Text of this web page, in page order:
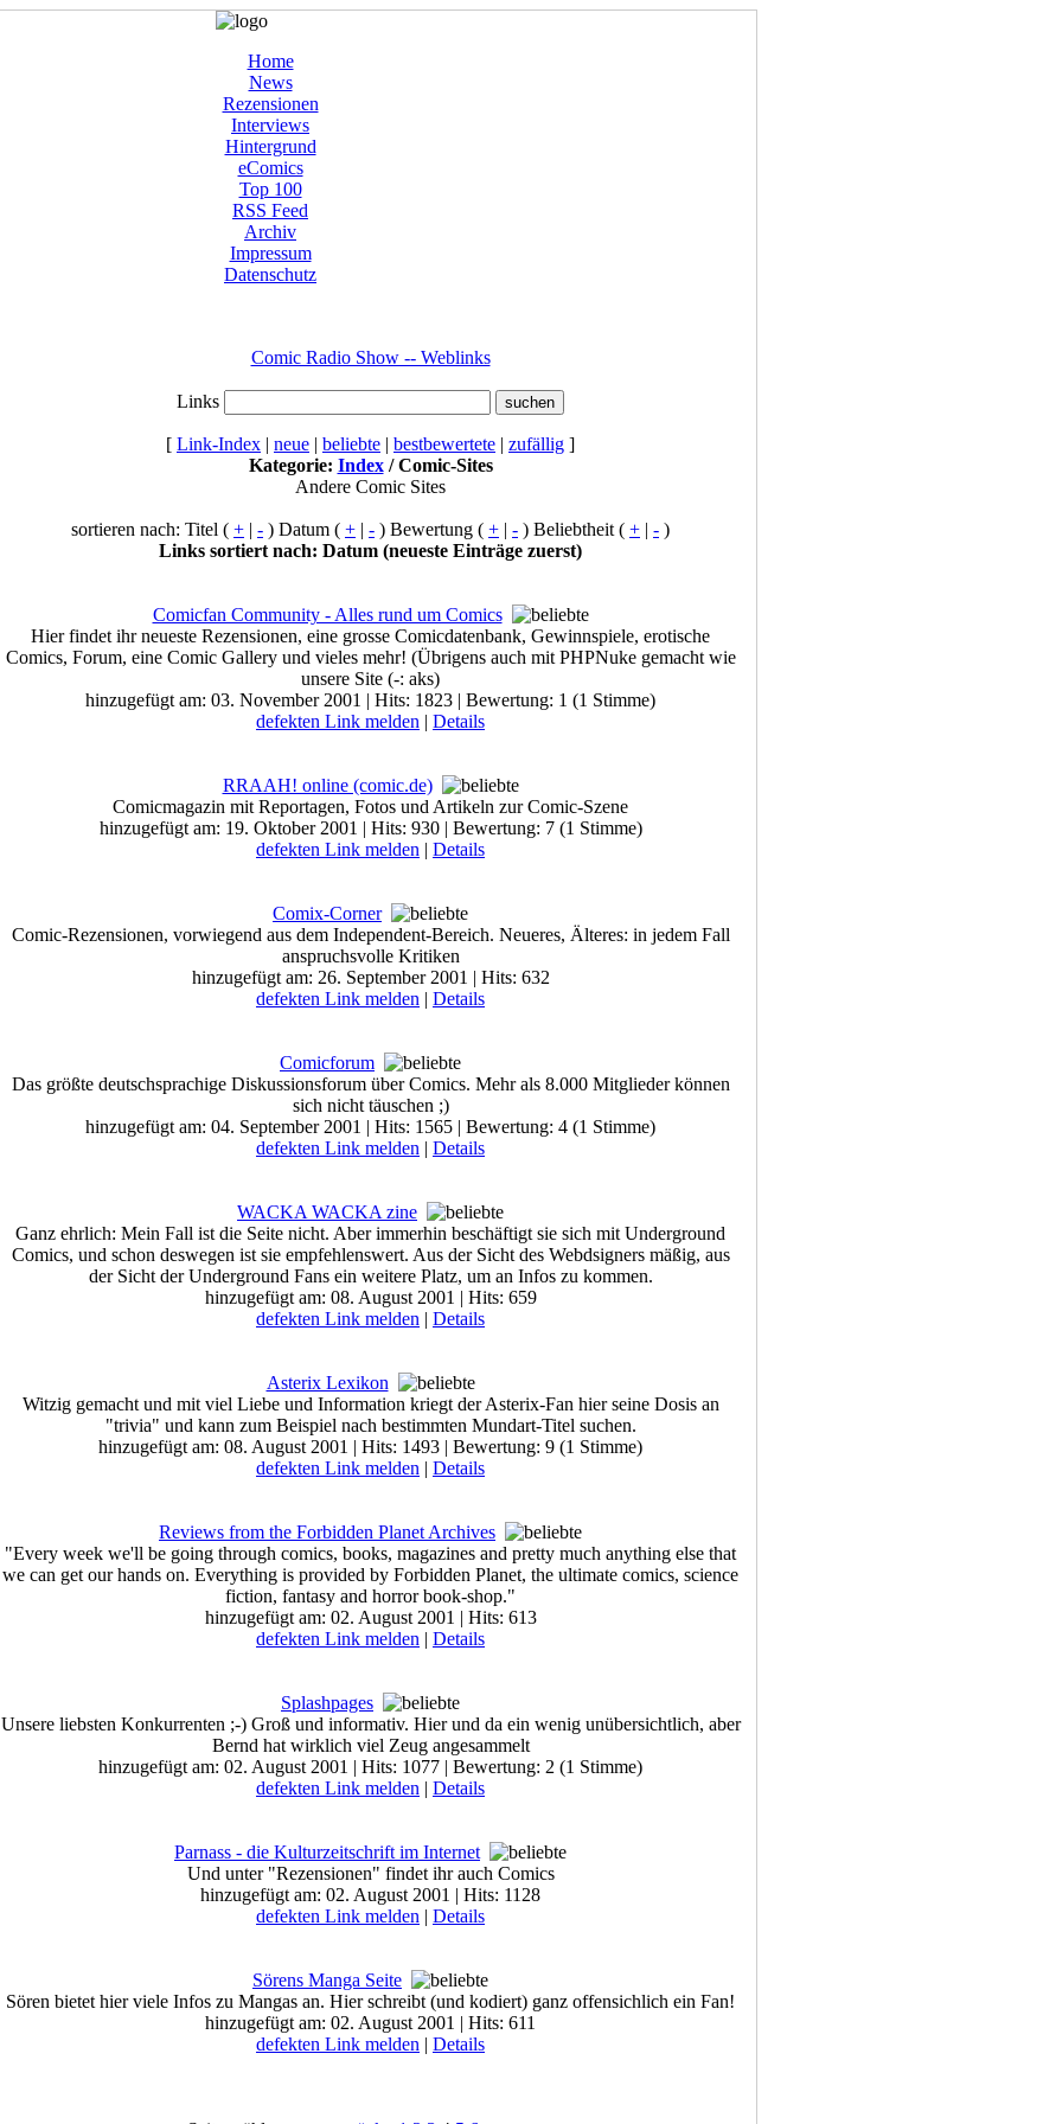
Home
News
Rezensionen
Interviews
Hintergrund
eComics
Top 100
RSS Feed
Archiv
Impressum
Datenschutz
Comic Radio Show -- Weblinks
Links
[ Link-Index | neue | beliebte | bestbewertete | zufällig ]
Kategorie: Index/ Comic-Sites
Andere Comic Sites
sortieren nach: Titel ( + | - ) Datum ( + | - ) Bewertung ( + | - ) Beliebtheit ( + | - )
Links sortiert nach: Datum (neueste Einträge zuerst)
Comicfan Community - Alles rund um Comics
Hier findet ihr neueste Rezensionen, eine grosse Comicdatenbank, Gewinnspiele, erotische
Comics, Forum, eine Comic Gallery und vieles mehr! (Übrigens auch mit PHPNuke gemacht wie
unsere Site (-: aks)
hinzugefügt am: 03. November 2001 | Hits: 1823 | Bewertung: 1 (1 Stimme)
defekten Link melden | Details
RRAAH! online (comic.de)
Comicmagazin mit Reportagen, Fotos und Artikeln zur Comic-Szene
hinzugefügt am: 19. Oktober 2001 | Hits: 930 | Bewertung: 7 (1 Stimme)
defekten Link melden | Details
Comix-Corner
Comic-Rezensionen, vorwiegend aus dem Independent-Bereich. Neueres, Älteres: in jedem Fall
anspruchsvolle Kritiken
hinzugefügt am: 26. September 2001 | Hits: 632
defekten Link melden | Details
Comicforum
Das größte deutschsprachige Diskussionsforum über Comics. Mehr als 8.000 Mitglieder können
sich nicht täuschen ;)
hinzugefügt am: 04. September 2001 | Hits: 1565 | Bewertung: 4 (1 Stimme)
defekten Link melden | Details
WACKA WACKA zine
Ganz ehrlich: Mein Fall ist die Seite nicht. Aber immerhin beschäftigt sie sich mit Underground
Comics, und schon deswegen ist sie empfehlenswert. Aus der Sicht des Webdsigners mäßig, aus
der Sicht der Underground Fans ein weitere Platz, um an Infos zu kommen.
hinzugefügt am: 08. August 2001 | Hits: 659
defekten Link melden | Details
Asterix Lexikon
Witzig gemacht und mit viel Liebe und Information kriegt der Asterix-Fan hier seine Dosis an
"trivia" und kann zum Beispiel nach bestimmten Mundart-Titel suchen.
hinzugefügt am: 08. August 2001 | Hits: 1493 | Bewertung: 9 (1 Stimme)
defekten Link melden | Details
Reviews from the Forbidden Planet Archives
"Every week we'll be going through comics, books, magazines and pretty much anything else that
we can get our hands on. Everything is provided by Forbidden Planet, the ultimate comics, science
fiction, fantasy and horror book-shop."
hinzugefügt am: 02. August 2001 | Hits: 613
defekten Link melden | Details
Splashpages
Unsere liebsten Konkurrenten ;-) Groß und informativ. Hier und da ein wenig unübersichtlich, aber
Bernd hat wirklich viel Zeug angesammelt
hinzugefügt am: 02. August 2001 | Hits: 1077 | Bewertung: 2 (1 Stimme)
defekten Link melden | Details
Parnass - die Kulturzeitschrift im Internet
Und unter "Rezensionen" findet ihr auch Comics
hinzugefügt am: 02. August 2001 | Hits: 1128
defekten Link melden | Details
Sörens Manga Seite
Sören bietet hier viele Infos zu Mangas an. Hier schreibt (und kodiert) ganz offensichlich ein Fan!
hinzugefügt am: 02. August 2001 | Hits: 611
defekten Link melden | Details